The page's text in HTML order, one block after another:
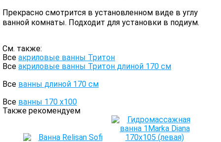
Прекрасно смотрится в установленном виде в углу
ванной комнаты. Подходит для установки в подиум.
См. также:
Все акриловые ванны Тритон
Все акриловые ванны Тритон длиной 170 см
Все ванны длиной 170 см
Все ванны 170 х100
Также рекомендуем